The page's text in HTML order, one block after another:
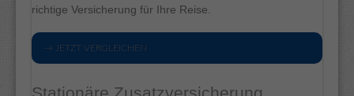
richtige Versicherung für Ihre Reise.
→ JETZT VERGLEICHEN